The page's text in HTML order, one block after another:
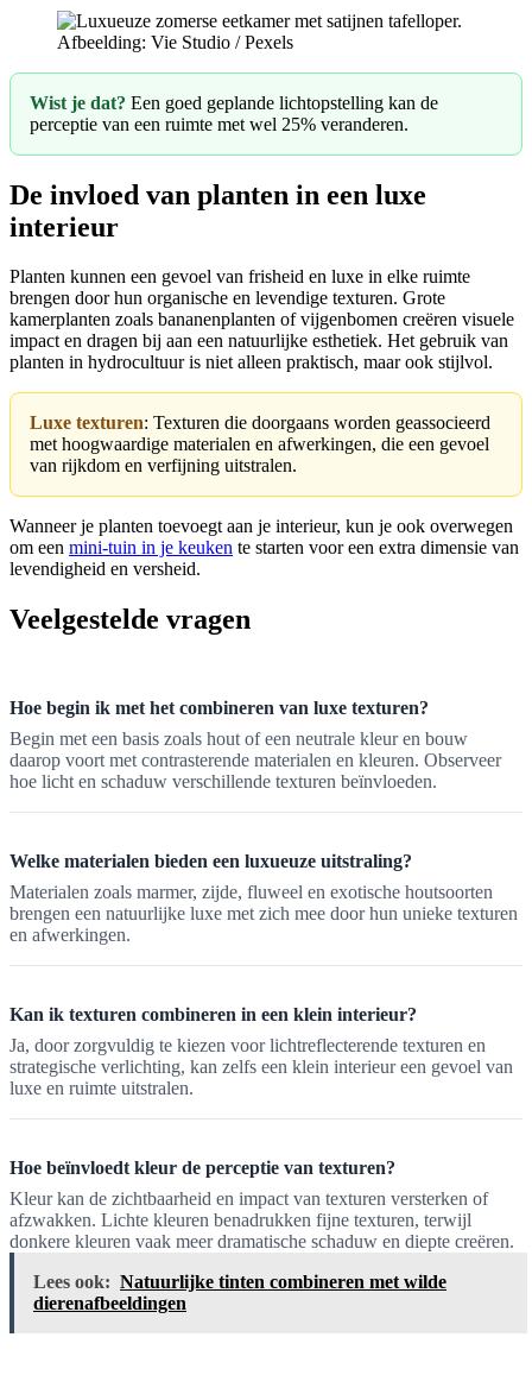
Afbeelding: Vie Studio / Pexels
Wist je dat? Een goed geplande lichtopstelling kan de
perceptie van een ruimte met wel 25% veranderen.
De invloed van planten in een luxe
interieur
Planten kunnen een gevoel van frisheid en luxe in elke ruimte
brengen door hun organische en levendige texturen. Grote
kamerplanten zoals bananenplanten of vijgenbomen creëren visuele
impact en dragen bij aan een natuurlijke esthetiek. Het gebruik van
planten in hydrocultuur is niet alleen praktisch, maar ook stijlvol.
Luxe texturen: Texturen die doorgaans worden geassocieerd
met hoogwaardige materialen en afwerkingen, die een gevoel
van rijkdom en verfijning uitstralen.
Wanneer je planten toevoegt aan je interieur, kun je ook overwegen
om een mini-tuin in je keuken te starten voor een extra dimensie van
levendigheid en versheid.
Veelgestelde vragen
Hoe begin ik met het combineren van luxe texturen?
Begin met een basis zoals hout of een neutrale kleur en bouw
daarop voort met contrasterende materialen en kleuren. Observeer
hoe licht en schaduw verschillende texturen beïnvloeden.
Welke materialen bieden een luxueuze uitstraling?
Materialen zoals marmer, zijde, fluweel en exotische houtsoorten
brengen een natuurlijke luxe met zich mee door hun unieke texturen
en afwerkingen.
Kan ik texturen combineren in een klein interieur?
Ja, door zorgvuldig te kiezen voor lichtreflecterende texturen en
strategische verlichting, kan zelfs een klein interieur een gevoel van
luxe en ruimte uitstralen.
Hoe beïnvloedt kleur de perceptie van texturen?
Kleur kan de zichtbaarheid en impact van texturen versterken of
afzwakken. Lichte kleuren benadrukken fijne texturen, terwijl
donkere kleuren vaak meer dramatische schaduw en diepte creëren.
Lees ook: Natuurlijke tinten combineren met wilde
dierenafbeeldingen